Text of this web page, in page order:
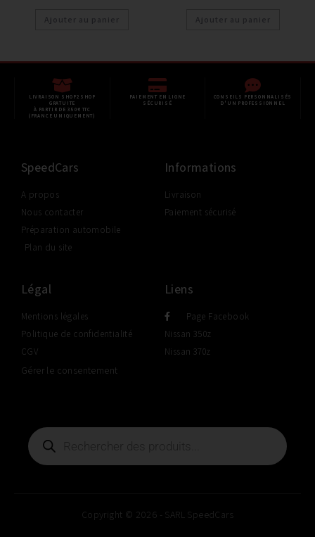
Ajouter au panier Ajouter au panier
LIVRAISON SHOP2SHOP
GRATUITE
À PARTIR DE 350€ TTC
(FRANCE UNIQUEMENT)
PAIEMENT EN LIGNE
SÉCURISÉ
CONSEILS PERSONNALISÉS
D'UN PROFESSIONNEL
SpeedCars
A propos
Nous contacter
Préparation automobile
Plan du site
Informations
Livraison
Paiement sécurisé
Légal
Mentions légales
Politique de confidentialité
CGV
Gérer le consentement
Liens
Page Facebook
Nissan 350z
Nissan 370z
Copyright © 2026 - SARL SpeedCars